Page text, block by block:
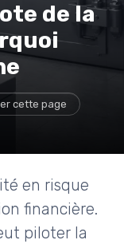
de la
cette page
en risque
financière.
piloter la